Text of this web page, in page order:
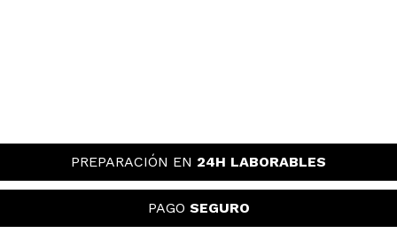
PREPARACIÓN EN 24H LABORABLES
PAGO SEGURO